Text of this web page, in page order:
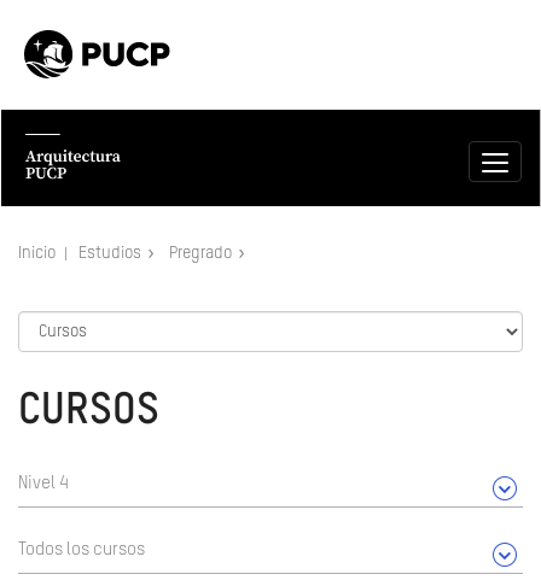
Inicio Estudios Pregrado
CURSOS
Nivel 4
Todos los cursos